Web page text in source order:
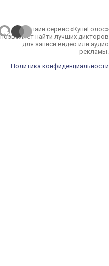
Онлайн сервис «КупиГолос»
позволяет найти лучших дикторов
для записи видео или аудио
рекламы.
Политика конфиденциальности